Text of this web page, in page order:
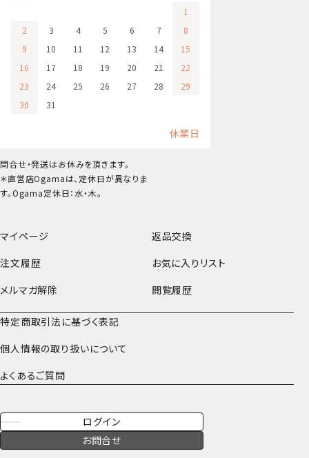
マイページ
返品交換
注文履歴
お気に入りリスト
メルマガ解除
閲覧履歴
特定商取引法に基づく表記
個人情報の取り扱いについて
よくあるご質問
ログイン
お問合せ
1
2
3 4 5 6 7
8
9
10 11 12 13 14
15
16
17 18 19 20 21
22
23
24 25 26 27 28
29
30
31
休業日
問合せ・発送はお休みを頂きます。
＊直営店Ogamaは、定休日が異なりま
す。Ogama定休日：水・木。